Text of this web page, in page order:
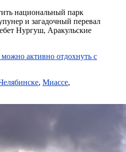
национальный парк
и загадочный перевал
Нургуш, Аракульские
активно отдохнуть с
, Миассе,